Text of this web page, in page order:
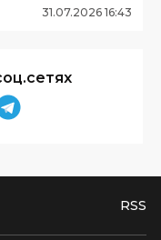
31.07.2026 16:43
RSS